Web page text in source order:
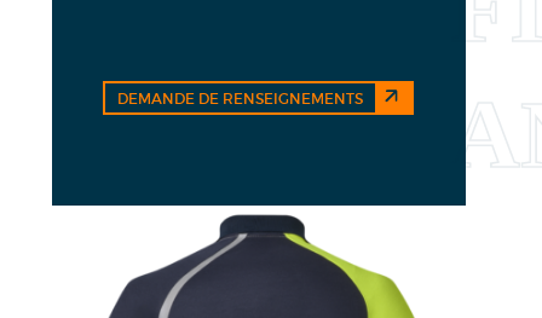
DEMANDE DE RENSEIGNEMENTS